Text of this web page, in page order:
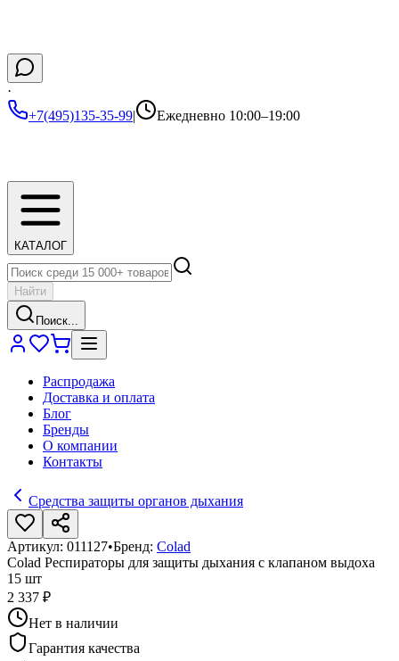
·
+7(495)135-35-99| Ежедневно 10:00–19:00
КАТАЛОГ
Найти
Поиск...
Распродажа
Доставка и оплата
Блог
Бренды
О компании
Контакты
Средства защиты органов дыхания
Артикул: 011127•Бренд: Colad
Colad Респираторы для защиты дыхания с клапаном выдоха
15 шт
2 337 ₽
Нет в наличии
Гарантия качества